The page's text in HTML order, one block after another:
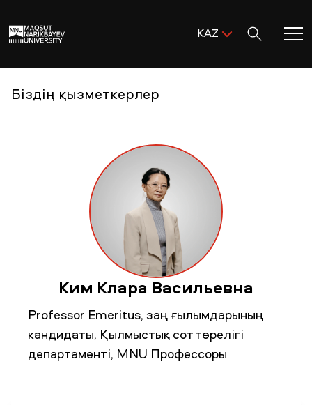
KAZ
Басты бет
Академиялық өмір
Зерттеу және ғылым
Оқуға қабылдау және қолдау
MNU тынысы
ЖАҢАЛЫҚТАР БАҚ БІЗ ТУРАЛЫ ЖҰМЫС ОРЫНДАРЫҚЫЗМЕТКЕРЛЕР
Біздің қызметкерлер
Ким Клара Васильевна
Professor Emeritus, заң ғылымдарының
кандидаты, Қылмыстық сот төрелігі
департаменті, MNU Профессоры